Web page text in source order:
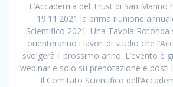
L’Accademia del Trust di San
19.11.2021 la prima riunione
Scientifico 2021. Una Tavola
orienteranno i lavori di studio che
svolgerà il prossimo anno. L’evento è
webinar e solo su prenotazione e posti
Il Comitato Scientifico